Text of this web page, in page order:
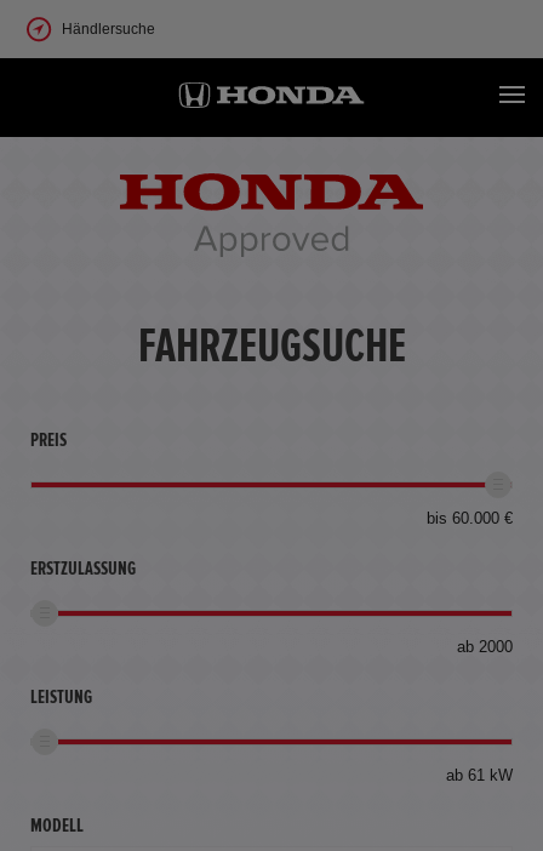
Händlersuche
FAHRZEUGSUCHE
PREIS
bis 60.000 €
ERSTZULASSUNG
ab 2000
LEISTUNG
ab 61 kW
MODELL